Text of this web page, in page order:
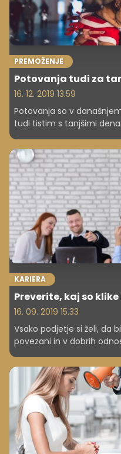
PREMOŽENJE
Potovanja tudi za
16. 12. 2019 13.59
Potovanja so v
tudi tistim s tanjšimi
opomniti na številne trike,
naslednje avanture
storite in posledično
katerih primerih
povsem po
KARIERA
Preverite, kaj so
16. 09. 2019 15.33
Vsako podjetje si želi, da
povezani in v dobrih
eden od dejavnikov za
zaposleni oblikujejo v
imenujemo klike.
močno vplivajo na
vodijo pa lahko tudi v